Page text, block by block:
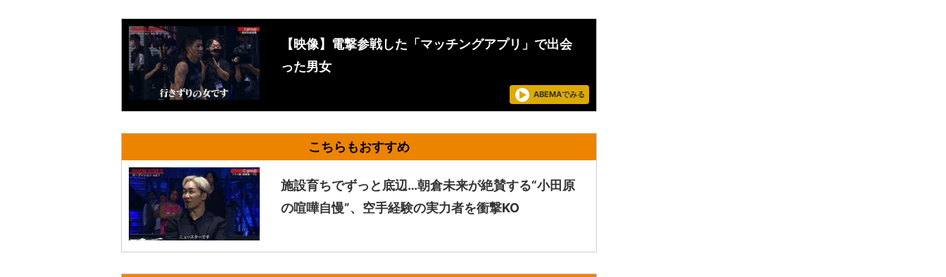
【映像】電撃参戦した「マッチングアプリ」で出会
った男女
ABEMAでみる
施設育ちでずっと底辺…朝倉未来が絶賛する“小田原
の喧嘩自慢”、空手経験の実力者を衝撃KO